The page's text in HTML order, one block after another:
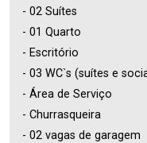
- 02 Suítes
- 01 Quarto
- Escritório
- 03 WC`s (suítes e
- Área de Serviço
- Churrasqueira
- 02 vagas de garagem